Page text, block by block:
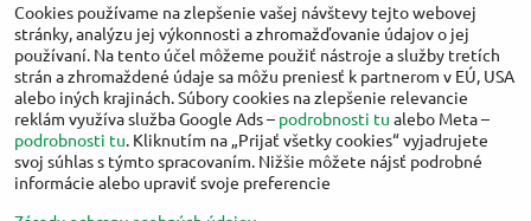
Viac inšpirácií od umelestromy.sk nájdete
aj na:
Facebook Instagram
Cookies používame na zlepšenie vašej návštevy tejto webovej
stránky, analýzu jej výkonnosti a zhromažďovanie údajov o jej
používaní. Na tento účel môžeme použiť nástroje a služby tretích
strán a zhromaždené údaje sa môžu preniesť k partnerom v EÚ, USA
alebo iných krajinách. Súbory cookies na zlepšenie relevancie
reklám využíva služba Google Ads – podrobnosti tu alebo Meta –
podrobnosti tu. Kliknutím na „Prijať všetky cookies“ vyjadrujete
svoj súhlas s týmto spracovaním. Nižšie môžete nájsť podrobné
informácie alebo upraviť svoje preferencie